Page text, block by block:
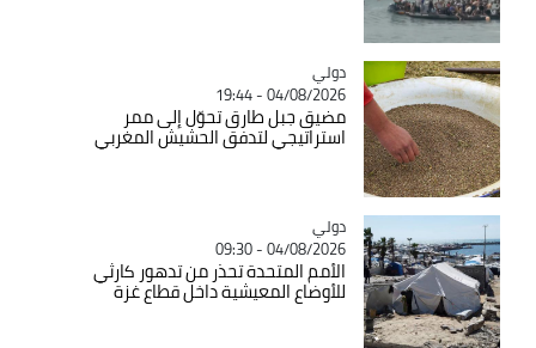
Catégorie
دولي
04/08/2026 - 19:44
مضيق جبل طارق تحوّل إلى ممر
استراتيجي لتدفق الحشيش المغربي
Catégorie
دولي
04/08/2026 - 09:30
الأمم المتحدة تحذر من تدهور كارثي
للأوضاع المعيشية داخل قطاع غزة